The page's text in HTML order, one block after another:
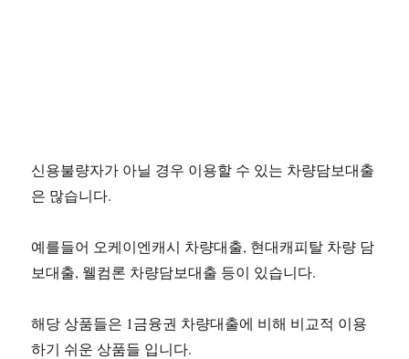
신용불량자가 아닐 경우 이용할 수 있는 차량담보대출
은 많습니다.
예를들어 오케이엔캐시 차량대출, 현대캐피탈 차량 담
보대출, 웰컴론 차량담보대출 등이 있습니다.
해당 상품들은 1금융권 차량대출에 비해 비교적 이용
하기 쉬운 상품들 입니다.